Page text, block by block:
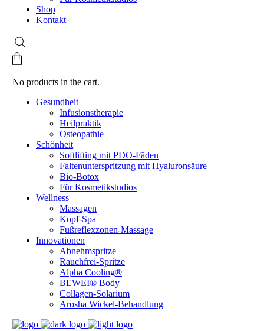
Shop
Kontakt
No products in the cart.
Gesundheit
Infusionstherapie
Heilpraktik
Osteopathie
Schönheit
Softlifting mit PDO-Fäden
Faltenunterspritzung mit Hyaluronsäure
Bio-Botox
Für Kosmetikstudios
Wellness
Massagen
Kopf-Spa
Fußreflexzonen-Massage
Innovationen
Abnehmspritze
Rauchfrei-Spritze
Alpha Cooling®
BEWEI® Body
Collagen-Solarium
Arosha Wickel-Behandlung